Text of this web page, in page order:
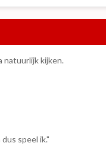
natuurlijk kijken.
speel ik."